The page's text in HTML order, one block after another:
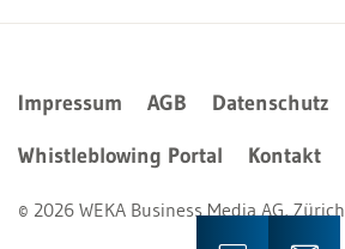
Impressum AGB
Datenschutz
Whistleblowing Portal
Kontakt
© 2026 WEKA Business Media AG, Zürich